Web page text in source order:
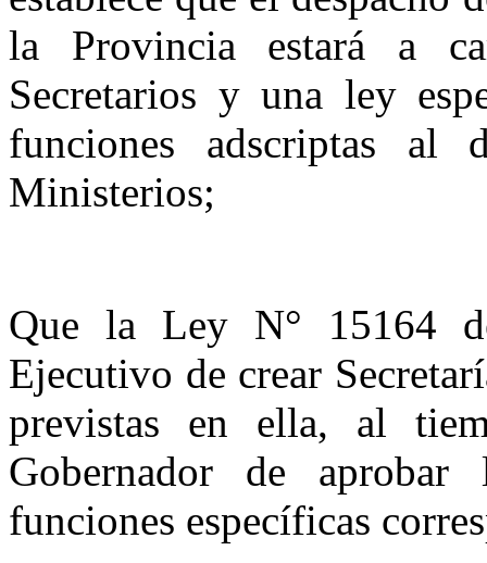
la Provincia estará a
Secretarios y una ley
funciones adscriptas al
Ministerios;
Que la Ley N° 15164
Ejecutivo de crear
previstas en ella, al
Gobernador de aprobar
funciones específicas